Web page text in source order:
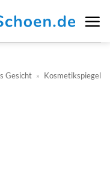
Gesicht » Kosmetikspiegel